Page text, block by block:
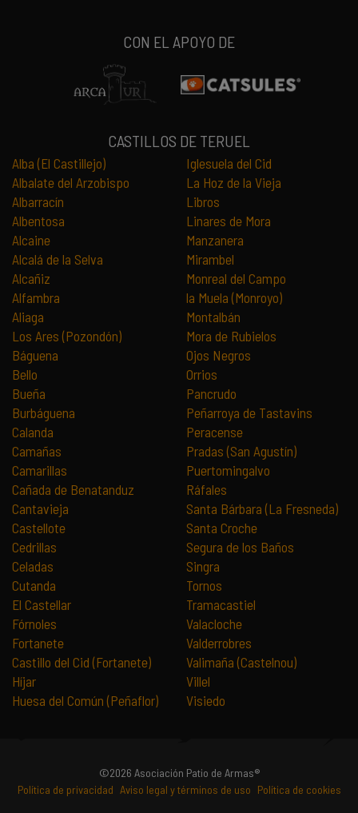
CON EL APOYO DE
CASTILLOS DE TERUEL
Alba (El Castillejo)
Albalate del Arzobispo
Albarracín
Albentosa
Alcaine
Alcalá de la Selva
Alcañiz
Alfambra
Aliaga
Los Ares (Pozondón)
Báguena
Bello
Bueña
Burbáguena
Calanda
Camañas
Camarillas
Cañada de Benatanduz
Cantavieja
Castellote
Cedrillas
Celadas
Cutanda
El Castellar
Fórnoles
Fortanete
Castillo del Cid (Fortanete)
Híjar
Huesa del Común (Peñaflor)
Iglesuela del Cid
La Hoz de la Vieja
Libros
Linares de Mora
Manzanera
Mirambel
Monreal del Campo
la Muela (Monroyo)
Montalbán
Mora de Rubielos
Ojos Negros
Orrios
Pancrudo
Peñarroya de Tastavins
Peracense
Pradas (San Agustín)
Puertomingalvo
Ráfales
Santa Bárbara (La Fresneda)
Santa Croche
Segura de los Baños
Singra
Tornos
Tramacastiel
Valacloche
Valderrobres
Valimaña (Castelnou)
Villel
Visiedo
©2026 Asociación Patio de Armas®
Política de privacidad Aviso legal y términos de uso Política de cookies